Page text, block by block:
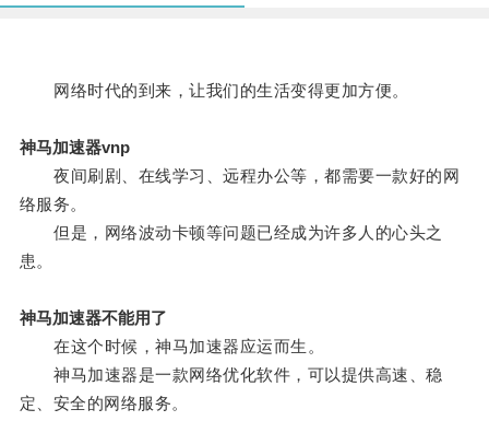
网络时代的到来，让我们的生活变得更加方便。
神马加速器vnp
夜间刷剧、在线学习、远程办公等，都需要一款好的网
络服务。
但是，网络波动卡顿等问题已经成为许多人的心头之
患。
神马加速器不能用了
在这个时候，神马加速器应运而生。
神马加速器是一款网络优化软件，可以提供高速、稳
定、安全的网络服务。